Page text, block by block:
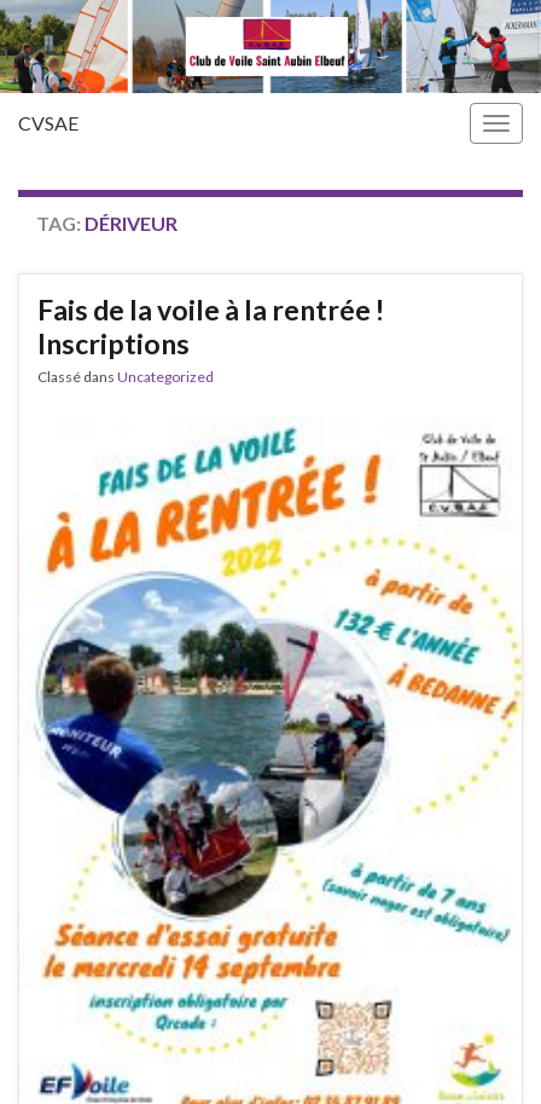
CVSAE
TAG: DÉRIVEUR
Fais de la voile à la rentrée !
Inscriptions
Classé dans Uncategorized